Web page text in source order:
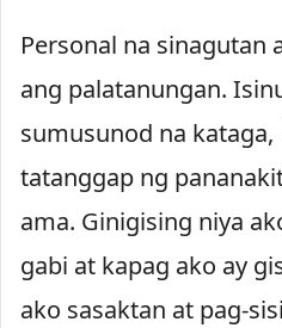
Personal na sinagutan
ang palatanungan.
sumusunod na kataga,
tatanggap ng
ama. Ginigising niya
gabi at kapag ako ay
ako sasaktan at pag-